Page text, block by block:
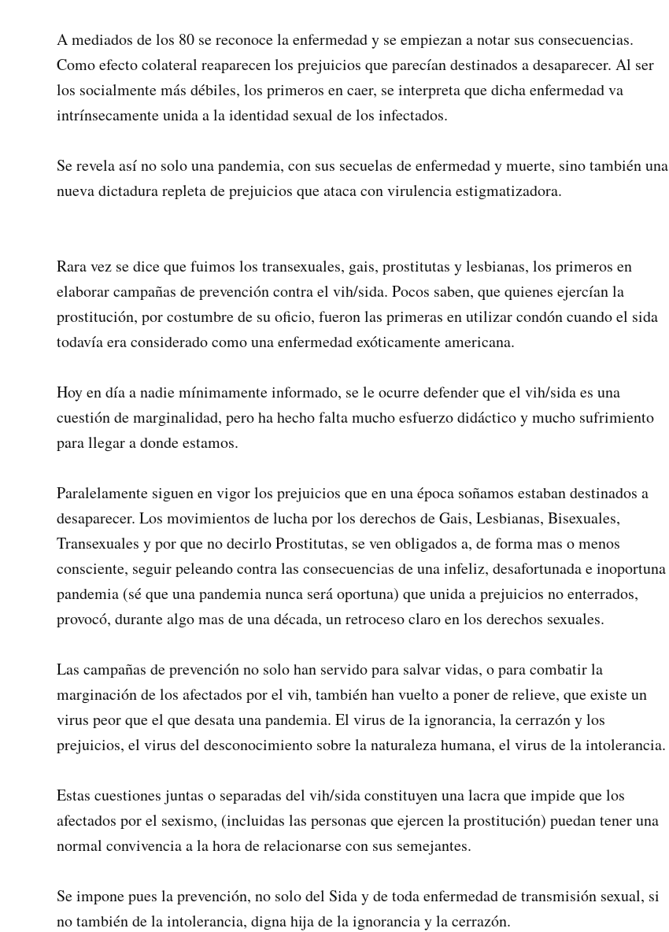
A mediados de los 80 se reconoce la enfermedad y se empiezan a notar sus consecuencias.
Como efecto colateral reaparecen los prejuicios que parecían destinados a desaparecer. Al ser
los socialmente más débiles, los primeros en caer, se interpreta que dicha enfermedad va
intrínsecamente unida a la identidad sexual de los infectados.
Se revela así no solo una pandemia, con sus secuelas de enfermedad y muerte, sino también una
nueva dictadura repleta de prejuicios que ataca con virulencia estigmatizadora.
Rara vez se dice que fuimos los transexuales, gais, prostitutas y lesbianas, los primeros en
elaborar campañas de prevención contra el vih/sida. Pocos saben, que quienes ejercían la
prostitución, por costumbre de su oficio, fueron las primeras en utilizar condón cuando el sida
todavía era considerado como una enfermedad exóticamente americana.
Hoy en día a nadie mínimamente informado, se le ocurre defender que el vih/sida es una
cuestión de marginalidad, pero ha hecho falta mucho esfuerzo didáctico y mucho sufrimiento
para llegar a donde estamos.
Paralelamente siguen en vigor los prejuicios que en una época soñamos estaban destinados a
desaparecer. Los movimientos de lucha por los derechos de Gais, Lesbianas, Bisexuales,
Transexuales y por que no decirlo Prostitutas, se ven obligados a, de forma mas o menos
consciente, seguir peleando contra las consecuencias de una infeliz, desafortunada e inoportuna
pandemia (sé que una pandemia nunca será oportuna) que unida a prejuicios no enterrados,
provocó, durante algo mas de una década, un retroceso claro en los derechos sexuales.
Las campañas de prevención no solo han servido para salvar vidas, o para combatir la
marginación de los afectados por el vih, también han vuelto a poner de relieve, que existe un
virus peor que el que desata una pandemia. El virus de la ignorancia, la cerrazón y los
prejuicios, el virus del desconocimiento sobre la naturaleza humana, el virus de la intolerancia.
Estas cuestiones juntas o separadas del vih/sida constituyen una lacra que impide que los
afectados por el sexismo, (incluidas las personas que ejercen la prostitución) puedan tener una
normal convivencia a la hora de relacionarse con sus semejantes.
Se impone pues la prevención, no solo del Sida y de toda enfermedad de transmisión sexual, si
no también de la intolerancia, digna hija de la ignorancia y la cerrazón.